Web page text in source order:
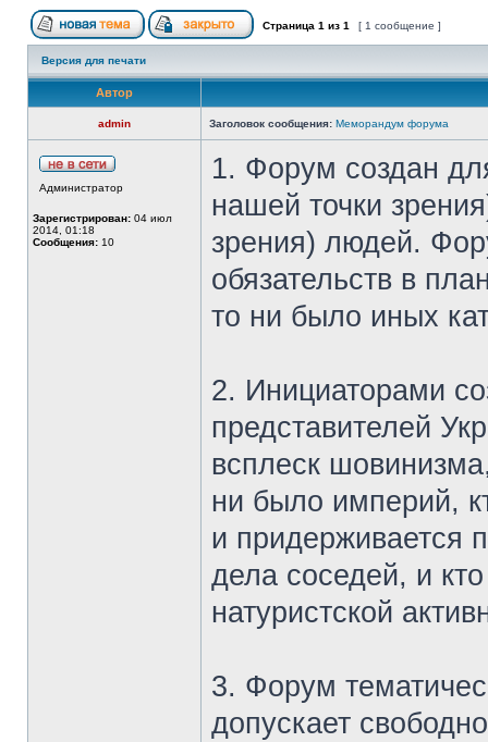
Страница 1 из 1 [ 1 сообщение ]
Версия для печати
Автор
admin Заголовок сообщения: Меморандум форума
Администратор
Зарегистрирован: 04 июл
2014, 01:18
Сообщения: 10
1. Форум создан
нашей точки
зрения) людей.
обязательств в
то ни было иных
2. Инициаторами
представителей
всплеск
ни было империй,
и придерживается
дела соседей, и
натуристской
3. Форум
допускает